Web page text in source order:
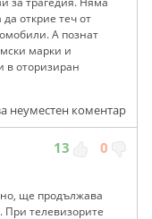
открие теч от
А познат
марки и
в оторизиран
неуместен коментар
13 0
ще продължава
При телевизорите